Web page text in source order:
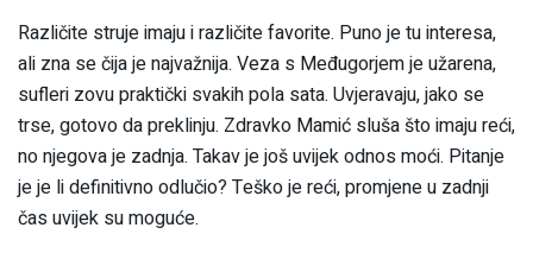
Različite struje imaju i različite favorite. Puno je tu interesa,
ali zna se čija je najvažnija. Veza s Međugorjem je užarena,
sufleri zovu praktički svakih pola sata. Uvjeravaju, jako se
trse, gotovo da preklinju. Zdravko Mamić sluša što imaju reći,
no njegova je zadnja. Takav je još uvijek odnos moći. Pitanje
je je li definitivno odlučio? Teško je reći, promjene u zadnji
čas uvijek su moguće.